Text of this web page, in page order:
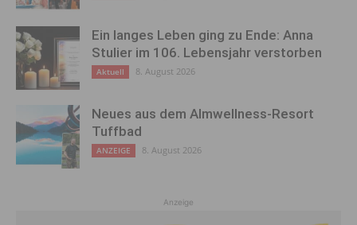
Ein langes Leben ging zu Ende: Anna
Stulier im 106. Lebensjahr verstorben
Aktuell 8. August 2026
Neues aus dem Almwellness-Resort
Tuffbad
ANZEIGE 8. August 2026
Anzeige